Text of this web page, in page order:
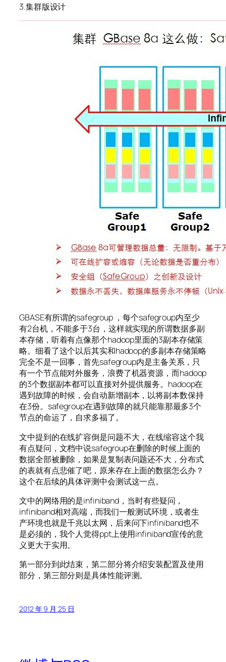
3.集群版设计
GBASE有所谓的safegroup ，每个safegroup内至少
有2台机，不能多于3台，这样就实现的所谓数据多副
本存储，听着有点像那个hadoop里面的3副本存储策
略。细看了这个以后其实和hadoop的多副本存储策略
完全不是一回事，首先safegroup内是主备关系，只
有一个节点能对外服务，浪费了机器资源，而hadoop
的3个数据副本都可以直接对外提供服务。hadoop在
遇到故障的时候，会自动新增副本，以将副本数保持
在3份。safegroup在遇到故障的就只能靠那最多3个
节点的命运了，自求多福了。
文中提到的在线扩容倒是问题不大，在线缩容这个我
有点疑问，文档中说safegroup在删除的时候上面的
数据全部被删除，如果是复制表问题还不大，分布式
的表就有点悲催了吧，原来存在上面的数据怎么办？
这个在后续的具体评测中会测试这一点。
文中的网络用的是infiniband，当时有些疑问，
infiniband相对高端，而我们一般测试环境，或者生
产环境也就是千兆以太网，后来问下infiniband也不
是必须的，我个人觉得ppt上使用infiniband宣传的意
义更大于实用。
第一部分到此结束，第二部分将介绍安装配置及使用
部分，第三部分则是具体性能评测。
2012 年 9 月 25 日